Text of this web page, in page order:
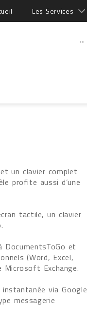
Les Services
...
un clavier complet
profite aussi d’une
tactile, un clavier
et
(Word, Excel,
Exchange.
via Google
messagerie